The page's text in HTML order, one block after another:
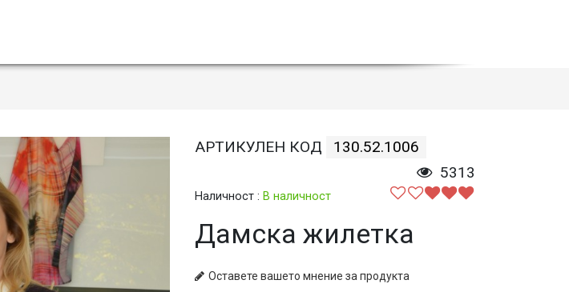
АРТИКУЛЕН КОД
130.52.1006
5313
Наличност : В наличност
Дамска жилетка
Оставете вашето мнение за продукта